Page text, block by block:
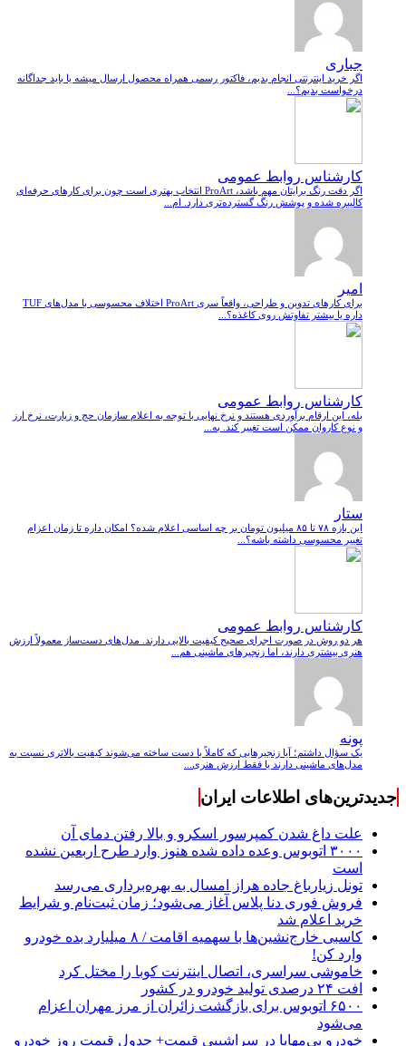
جباری
اگر خرید اینترنتی انجام بدیم، فاکتور رسمی همراه محصول ارسال میشه یا باید جداگانه
درخواست بدیم؟...
کارشناس روابط عمومی
اگر دقت رنگ برایتان مهم باشد، ProArt انتخاب بهتری است چون برای کارهای حرفه‌ای
کالیبره شده و پوشش رنگ گسترده‌تری دارد. ام...
امیر
برای کارهای تدوین و طراحی، واقعاً سری ProArt اختلاف محسوسی با مدل‌های TUF
داره یا بیشتر تفاوتش روی کاغذه؟...
کارشناس روابط عمومی
بله، این ارقام برآوردی هستند و نرخ نهایی با توجه به اعلام سازمان حج و زیارت، نرخ ارز
و نوع کاروان ممکن است تغییر کند. به...
ستار
این بازه ۷۸ تا ۸۵ میلیون تومان بر چه اساسی اعلام شده؟ امکان داره تا زمان اعزام
تغییر محسوسی داشته باشه؟...
کارشناس روابط عمومی
هر دو روش در صورت اجرای صحیح کیفیت بالایی دارند. مدل‌های دست‌ساز معمولاً ارزش
هنری بیشتری دارند، اما زنجیرهای ماشینی هم...
پونه
یک سؤال داشتم؛ آیا زنجیرهایی که کاملاً با دست ساخته می‌شوند کیفیت بالاتری نسبت به
مدل‌های ماشینی دارند یا فقط ارزش هنری...
جدیدترین‌های اطلاعات ایران
علت داغ شدن کمپرسور اسکرو و بالا رفتن دمای آن
۳۰۰۰ اتوبوس وعده داده شده هنوز وارد طرح اربعین نشده
است
تونل زیارباغ جاده هراز امسال به بهره‌برداری می‌رسد
فروش فوری دنا پلاس آغاز می‌شود؛ زمان ثبت‌نام و شرایط
خرید اعلام شد
کاسبی خارج‌نشین‌ها با سهمیه اقامت / ۸ میلیارد بده خودرو
وارد کن!
خاموشی سراسری، اتصال اینترنت کوبا را مختل کرد
افت ۲۴ درصدی تولید خودرو در کشور
۶۵۰۰ اتوبوس برای بازگشت زائران از مرز مهران اعزام
می‌شود
خودرو بی‌مهابا در سراشیبی قیمت+ جدول قیمت روز خودرو